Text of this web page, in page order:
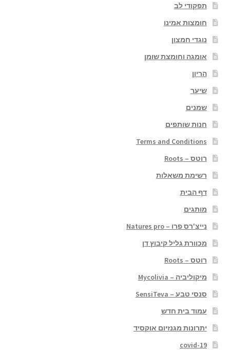
תפקודי לב
חומצות אמינו
נוגדי חמצון
אומגה וחומצת שומן
הריון
שיער
שמנים
חנות שותפים
Terms and Conditions
רוטס – Roots
רשימת משאלות
דף הבית
מותגים
נייצ'רס פרו – Natures pro
מכוורת גליל קיבוץ דן
רוטס – Roots
מיקוליביה – Mycolivia
סנסי טבע – SensiTeva
עמוד בית חדש
יתרונות מגנזיום אוקסיד
covid-19